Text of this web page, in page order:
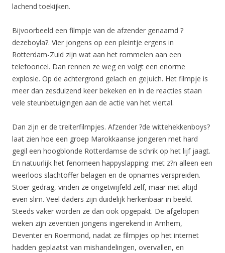
lachend toekijken.
Bijvoorbeeld een filmpje van de afzender genaamd ?
dezeboyla?. Vier jongens op een pleintje ergens in
Rotterdam-Zuid zijn wat aan het rommelen aan een
telefooncel. Dan rennen ze weg en volgt een enorme
explosie. Op de achtergrond gelach en gejuich. Het filmpje is
meer dan zesduizend keer bekeken en in de reacties staan
vele steunbetuigingen aan de actie van het viertal.
Dan zijn er de treiterfilmpjes. Afzender ?de wittehekkenboys?
laat zien hoe een groep Marokkaanse jongeren met hard
gegil een hoogblonde Rotterdamse de schrik op het lijf jaagt.
En natuurlijk het fenomeen happyslapping: met z?n alleen een
weerloos slachtoffer belagen en de opnames verspreiden.
Stoer gedrag, vinden ze ongetwijfeld zelf, maar niet altijd
even slim. Veel daders zijn duidelijk herkenbaar in beeld.
Steeds vaker worden ze dan ook opgepakt. De afgelopen
weken zijn zeventien jongens ingerekend in Arnhem,
Deventer en Roermond, nadat ze filmpjes op het internet
hadden geplaatst van mishandelingen, overvallen, en